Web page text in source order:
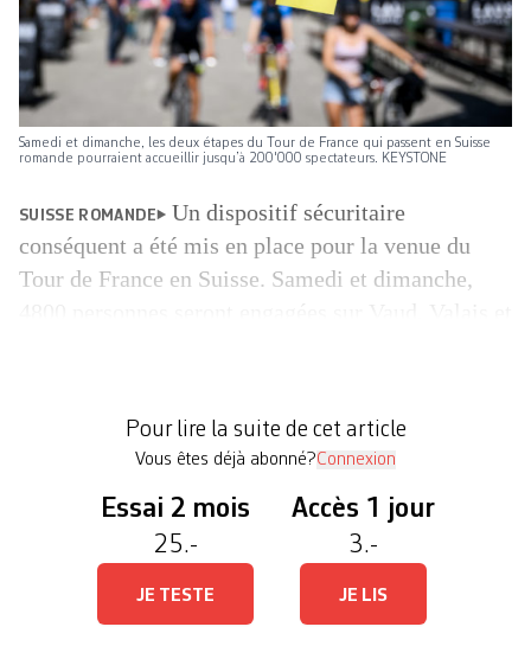
Samedi et dimanche, les deux étapes du Tour de France qui passent en Suisse
romande pourraient accueillir jusqu’à 200'000 spectateurs. KEYSTONE
SUISSE ROMANDE
Un dispositif sécuritaire
conséquent a été mis en place pour la venue du
Tour de France en Suisse. Samedi et dimanche,
sur sol suisse lors de […]
Pour lire la suite de cet article
Vous êtes déjà abonné?Connexion
Essai 2 mois
25.-
JE TESTE
Accès 1 jour
3.-
JE LIS